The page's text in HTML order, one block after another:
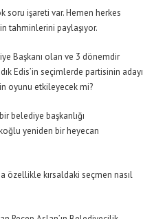
soru işareti var. Hemen herkes
tahminlerini paylaşıyor.
Başkanı olan ve 3 dönemdir
Edis’in seçimlerde partisinin adayı
oyunu etkileyecek mi?
belediye başkanlığı
yeniden bir heyecan
özellikle kırsaldaki seçmen nasıl